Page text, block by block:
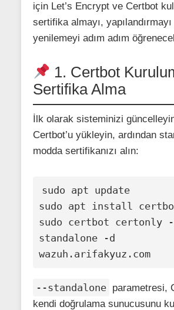
için Let’s Encrypt ve Certbot
sertifika almayı,
yenilemeyi adım adım
1. Certbot
Sertifika Alma
İlk olarak sisteminizi
Certbot’u yükleyin, ardından
modda sertifikanızı alın:
sudo apt update
sudo apt install
sudo certbot certonly
standalone -d
wazuh.arifakyuz.com
--standalone parametresi,
kendi doğrulama sunucusunu